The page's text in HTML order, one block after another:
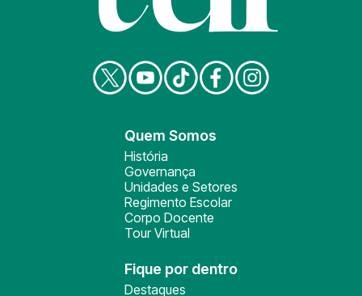
Quem Somos
História
Governança
Unidades e Setores
Regimento Escolar
Corpo Docente
Tour Virtual
Fique por dentro
Destaques